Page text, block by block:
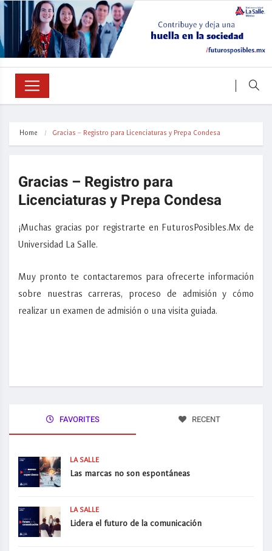
Home Gracias – Registro para Licenciaturas y Prepa Condesa
Gracias – Registro para
Licenciaturas y Prepa Condesa
¡Muchas gracias por registrarte en FuturosPosibles.Mx de
Universidad La Salle.
Muy pronto te contactaremos para ofrecerte información
sobre nuestras carreras, proceso de admisión y cómo
realizar un examen de admisión o una visita guiada.
FAVORITES RECENT
LA SALLE
Las marcas no son espontáneas
LA SALLE
Lidera el futuro de la comunicación